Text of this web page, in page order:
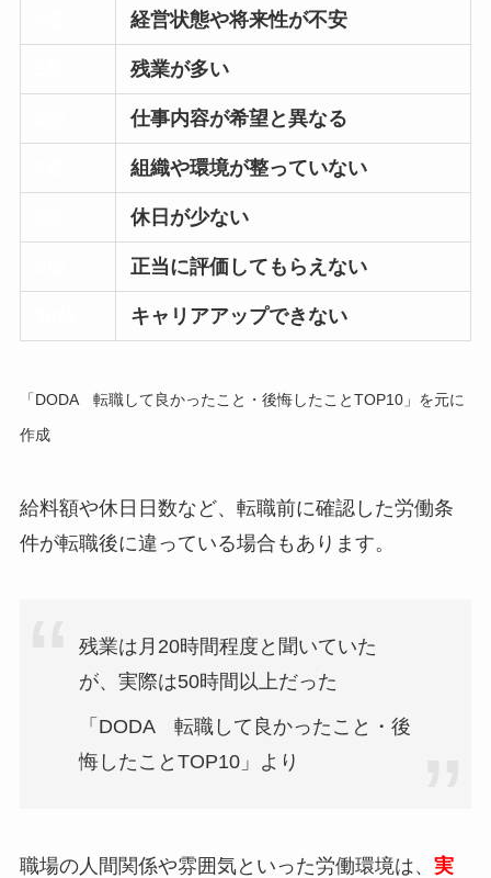
経営状態や将来性が不安
残業が多い
仕事内容が希望と異なる
組織や環境が整っていない
休日が少ない
正当に評価してもらえない
キャリアアップできない
「DODA 転職して良かったこと・後悔したことTOP10」を元に
作成
給料額や休日日数など、転職前に確認した労働条
件が転職後に違っている場合もあります。
残業は月20時間程度と聞いていた
が、実際は50時間以上だった
「DODA 転職して良かったこと・後
悔したことTOP10」より
職場の人間関係や雰囲気といった労働環境は、 実